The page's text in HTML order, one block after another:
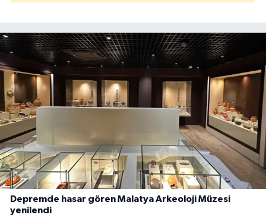
Depremde hasar gören Malatya Arkeoloji Müzesi
yenilendi